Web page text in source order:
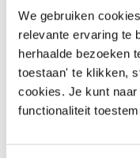
We gebruiken
relevante ervaring te
herhaalde bezoeken
toestaan' te klikken,
cookies. Je kunt naar
functionaliteit
Beleidskader
2019)
Fair pay code